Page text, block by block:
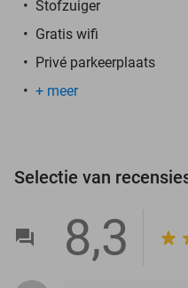
Stofzuiger
Gratis wifi
Privé parkeerplaats
+ meer
Selectie van
8,3